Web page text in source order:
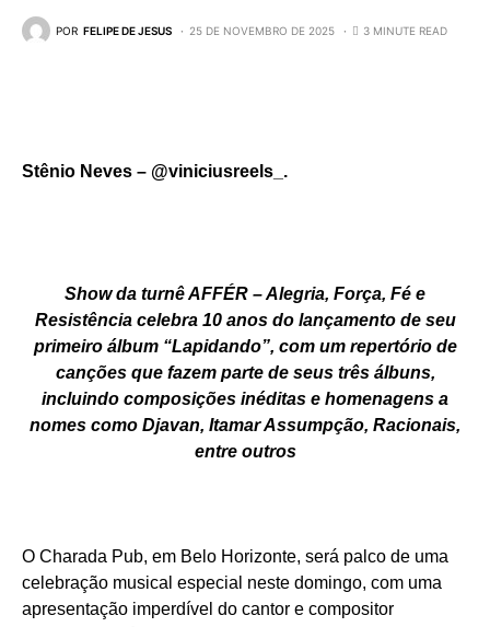
POR FELIPE DE JESUS 25 DE NOVEMBRO DE 2025 3 MINUTE READ
Stênio Neves – @viniciusreels_.
Show da turnê AFFÉR – Alegria, Força, Fé e
Resistência celebra 10 anos do lançamento de seu
primeiro álbum “Lapidando”, com um repertório de
canções que fazem parte de seus três álbuns,
incluindo composições inéditas e homenagens a
nomes como Djavan, Itamar Assumpção, Racionais,
entre outros
O Charada Pub, em Belo Horizonte, será palco de uma
celebração musical especial neste domingo, com uma
apresentação imperdível do cantor e compositor